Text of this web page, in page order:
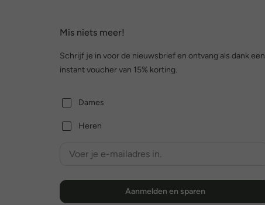
Mis niets meer!
Schrijf je in voor de nieuwsbrief en ontvang als dank een
instant voucher van 15% korting.
Dames
Heren
Aanmelden en sparen